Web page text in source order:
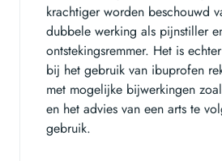
krachtiger worden beschouwd
dubbele werking als pijnstiller
ontstekingsremmer. Het is
bij het gebruik van ibuprofen
met mogelijke bijwerkingen
en het advies van een arts te
gebruik.